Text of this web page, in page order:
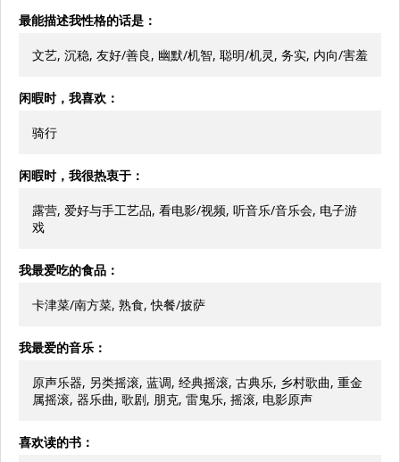
最能描述我性格的话是：
文艺, 沉稳, 友好/善良, 幽默/机智, 聪明/机灵, 务实, 内向/害羞
闲暇时，我喜欢：
骑行
闲暇时，我很热衷于：
露营, 爱好与手工艺品, 看电影/视频, 听音乐/音乐会, 电子游
戏
我最爱吃的食品：
卡津菜/南方菜, 熟食, 快餐/披萨
我最爱的音乐：
原声乐器, 另类摇滚, 蓝调, 经典摇滚, 古典乐, 乡村歌曲, 重金
属摇滚, 器乐曲, 歌剧, 朋克, 雷鬼乐, 摇滚, 电影原声
喜欢读的书：